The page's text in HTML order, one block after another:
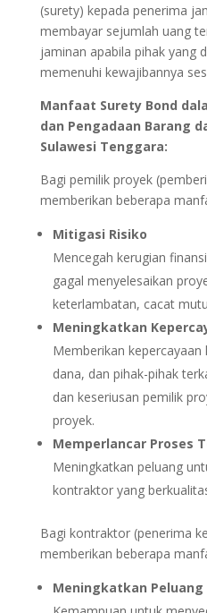
(surety) kepada penerima
membayar sejumlah uang
jaminan apabila pihak yang
memenuhi kewajibannya
Manfaat Surety Bond
dan Pengadaan Barang
Sulawesi Tenggara:
Bagi pemilik proyek
memberikan beberapa
Mitigasi Risiko
Mencegah kerugian
gagal menyelesaikan
keterlambatan, cacat
Meningkatkan
Memberikan
dana, dan pihak-pihak
dan keseriusan pemilik
proyek.
Memperlancar Proses
Meningkatkan peluang
kontraktor yang
Bagi kontraktor (penerima
memberikan beberapa
Meningkatkan